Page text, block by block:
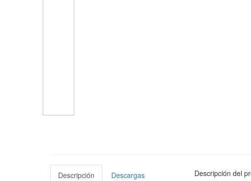
Descripción Descargas Descripción del